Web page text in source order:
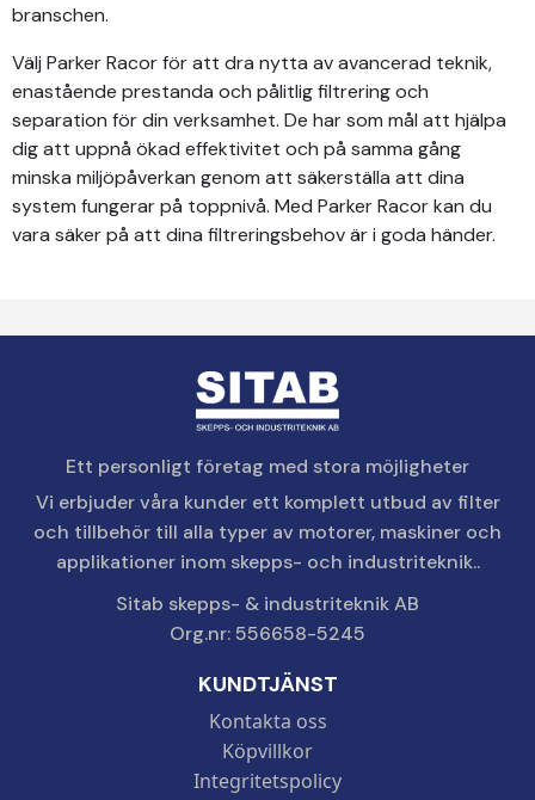
branschen.
Välj Parker Racor för att dra nytta av avancerad teknik,
enastående prestanda och pålitlig filtrering och
separation för din verksamhet. De har som mål att hjälpa
dig att uppnå ökad effektivitet och på samma gång
minska miljöpåverkan genom att säkerställa att dina
system fungerar på toppnivå. Med Parker Racor kan du
vara säker på att dina filtreringsbehov är i goda händer.
Ett personligt företag med stora möjligheter
Vi erbjuder våra kunder ett komplett utbud av filter
och tillbehör till alla typer av motorer, maskiner och
applikationer inom skepps- och industriteknik..
Sitab skepps- & industriteknik AB
Org.nr: 556658-5245
KUNDTJÄNST
Kontakta oss
Köpvillkor
Integritetspolicy